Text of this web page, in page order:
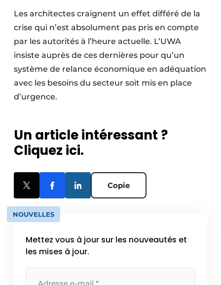
Les architectes craignent un effet différé de la
crise qui n’est absolument pas pris en compte
par les autorités à l’heure actuelle. L’UWA
insiste auprès de ces dernières pour qu’un
système de relance économique en adéquation
avec les besoins du secteur soit mis en place
d’urgence.
Un article intéressant ?
Cliquez ici.
Copie
NOUVELLES
Mettez vous à jour sur les nouveautés et
les mises à jour.